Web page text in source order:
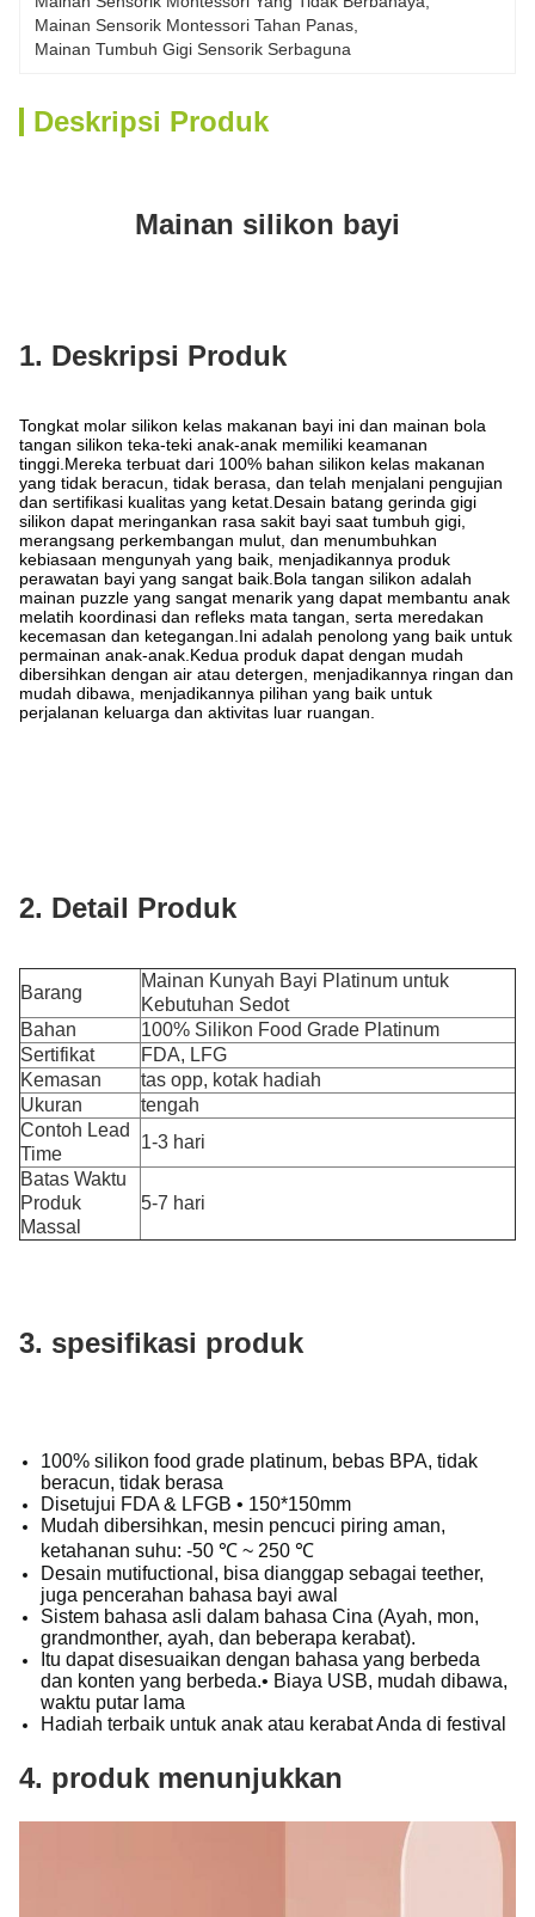
Mainan Sensorik Montessori Tahan Panas
Mainan Tumbuh Gigi Sensorik Serbaguna
Deskripsi Produk
Mainan silikon bayi
1. Deskripsi Produk
Tongkat molar silikon kelas makanan bayi ini dan mainan bola
tangan silikon teka-teki anak-anak memiliki keamanan
tinggi.Mereka terbuat dari 100% bahan silikon kelas makanan
yang tidak beracun, tidak berasa, dan telah menjalani pengujian
dan sertifikasi kualitas yang ketat.Desain batang gerinda gigi
silikon dapat meringankan rasa sakit bayi saat tumbuh gigi,
merangsang perkembangan mulut, dan menumbuhkan
kebiasaan mengunyah yang baik, menjadikannya produk
perawatan bayi yang sangat baik.Bola tangan silikon adalah
mainan puzzle yang sangat menarik yang dapat membantu anak
melatih koordinasi dan refleks mata tangan, serta meredakan
kecemasan dan ketegangan.Ini adalah penolong yang baik untuk
permainan anak-anak.Kedua produk dapat dengan mudah
dibersihkan dengan air atau detergen, menjadikannya ringan dan
mudah dibawa, menjadikannya pilihan yang baik untuk
perjalanan keluarga dan aktivitas luar ruangan.
2. Detail Produk
Barang
Mainan Kunyah Bayi Platinum untuk
Kebutuhan Sedot
Bahan
100% Silikon Food Grade Platinum
Sertifikat
FDA, LFG
Kemasan
tas opp, kotak hadiah
Ukuran
tengah
Contoh Lead
Time
1-3 hari
Batas Waktu
Produk
Massal
5-7 hari
3. spesifikasi produk
100% silikon food grade platinum, bebas BPA, tidak
beracun, tidak berasa
Disetujui FDA & LFGB • 150*150mm
Mudah dibersihkan, mesin pencuci piring aman,
ketahanan suhu: -50 ℃ ~ 250 ℃
Desain mutifuctional, bisa dianggap sebagai teether,
juga pencerahan bahasa bayi awal
Sistem bahasa asli dalam bahasa Cina (Ayah, mon,
grandmonther, ayah, dan beberapa kerabat).
Itu dapat disesuaikan dengan bahasa yang berbeda
dan konten yang berbeda.• Biaya USB, mudah dibawa,
waktu putar lama
Hadiah terbaik untuk anak atau kerabat Anda di festival
4. produk menunjukkan